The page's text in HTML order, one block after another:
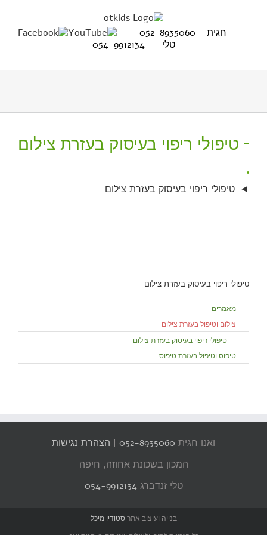
חגית - 052-8935060
טלי - 054-9912134
טיפולי ריפוי בעיסוק בעזרת צילום
טיפולי ריפוי בעיסוק בעזרת צילום
טיפולי ריפוי בעיסוק בעזרת צילום
מאמרים
צילום וטיפול בעזרת צילום
טיפולי ריפוי בעיסוק בעזרת צילום
טיפוס וטיפול בעזרת טיפוס
ואנו חגית 052-8935060
| הצהרת נגישות
המכון בשכונת אחוזה, חיפה
טלי זנדברג054-9912134
בנייה ועיצוב אתרסטודיו מיכל